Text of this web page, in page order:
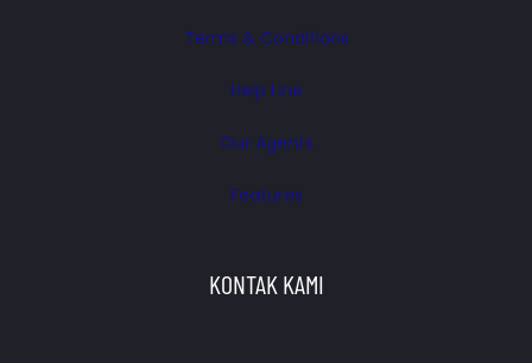
Terms & Conditions
Help Line
Our Agents
Features
KONTAK KAMI